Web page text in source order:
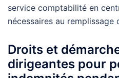
service comptabilité en
nécessaires au remplissage
Droits et
dirigeantes pour